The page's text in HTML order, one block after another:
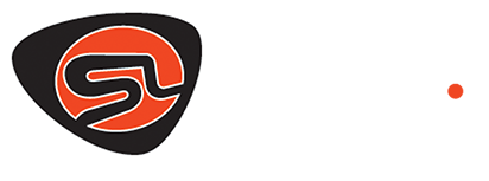
We use cookies to ensure that we provide you the best
you a better experience. To learn more or to find out how you
ACCEPT AND CLOSE